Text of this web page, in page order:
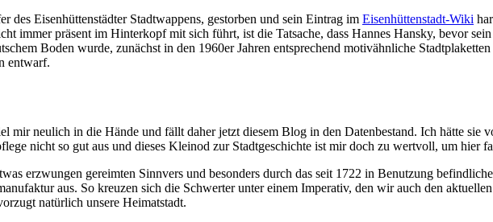
Eisenhüttenstädter Stadtwappens, gestorben und sein Eintrag im Eisenhüttenstadt-Wiki
immer präsent im Hinterkopf mit sich führt, ist die Tatsache, dass Hannes Hansky, bevor
Boden wurde, zunächst in den 1960er Jahren entsprechend motivähnliche
entwarf.
mir neulich in die Hände und fällt daher jetzt diesem Blog in den Datenbestand. Ich hätte sie
nicht so gut aus und dieses Kleinod zur Stadtgeschichte ist mir doch zu wertvoll, um hier
erzwungen gereimten Sinnvers und besonders durch das seit 1722 in Benutzung
aus. So kreuzen sich die Schwerter unter einem Imperativ, den wir auch den
natürlich unsere Heimatstadt.